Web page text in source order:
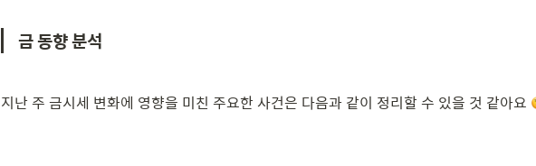
금 동향 분석
지난 주 금시세 변화에 영향을 미친 주요한 사건은 다음과 같이 정리할 수 있을 것 같아요